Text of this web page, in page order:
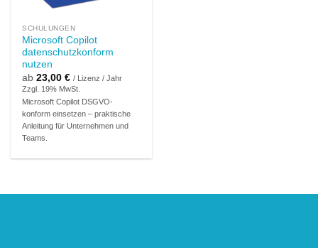
SCHULUNGEN
Microsoft Copilot
datenschutzkonform
nutzen
ab23,00€ / Lizenz / Jahr
Zzgl. 19% MwSt.
Microsoft Copilot DSGVO-
konform einsetzen – praktische
Anleitung für Unternehmen und
Teams.